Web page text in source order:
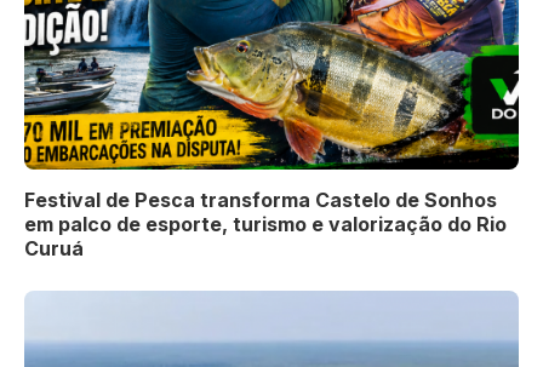
Festival de Pesca transforma Castelo de Sonhos
em palco de esporte, turismo e valorização do Rio
Curuá